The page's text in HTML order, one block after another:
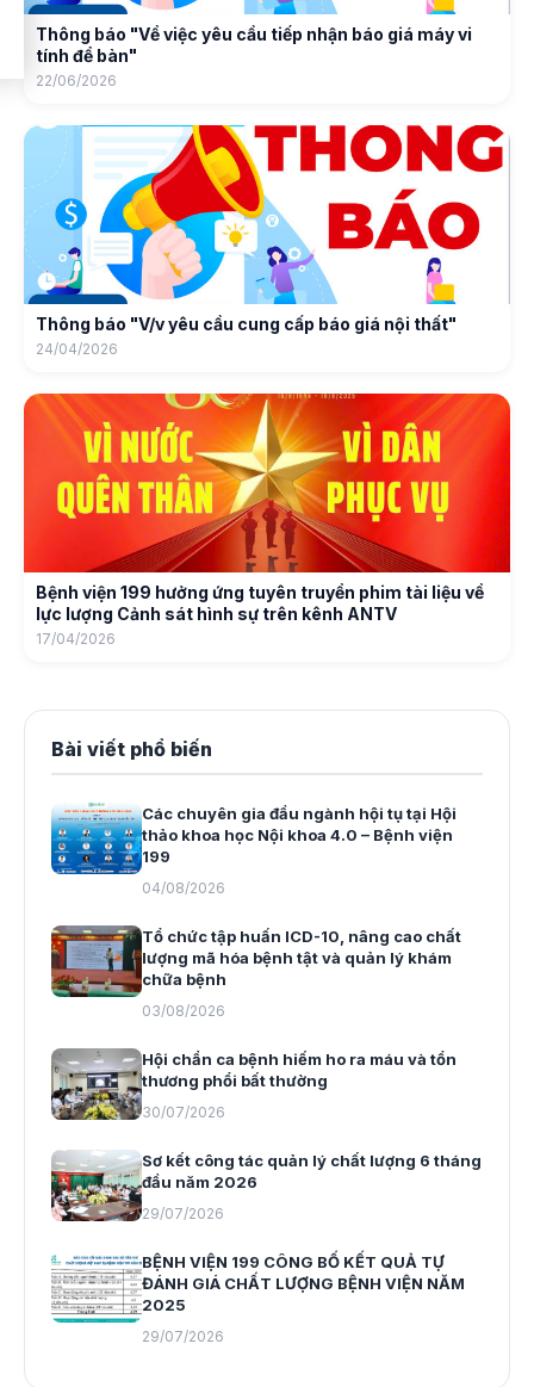
Thông báo "Về việc yêu cầu tiếp nhận báo giá máy vi
tính để bàn"
22/06/2026
Thông báo "V/v yêu cầu cung cấp báo giá nội thất"
24/04/2026
Bệnh viện 199 hưởng ứng tuyên truyền phim tài liệu về
lực lượng Cảnh sát hình sự trên kênh ANTV
17/04/2026
Bài viết phổ biến
Các chuyên gia đầu ngành hội tụ tại Hội
thảo khoa học Nội khoa 4.0 – Bệnh viện
199
04/08/2026
Tổ chức tập huấn ICD-10, nâng cao chất
lượng mã hóa bệnh tật và quản lý khám
chữa bệnh
03/08/2026
Hội chẩn ca bệnh hiếm ho ra máu và tổn
thương phổi bất thường
30/07/2026
Sơ kết công tác quản lý chất lượng 6 tháng
đầu năm 2026
29/07/2026
BỆNH VIỆN 199 CÔNG BỐ KẾT QUẢ TỰ
ĐÁNH GIÁ CHẤT LƯỢNG BỆNH VIỆN NĂM
2025
29/07/2026